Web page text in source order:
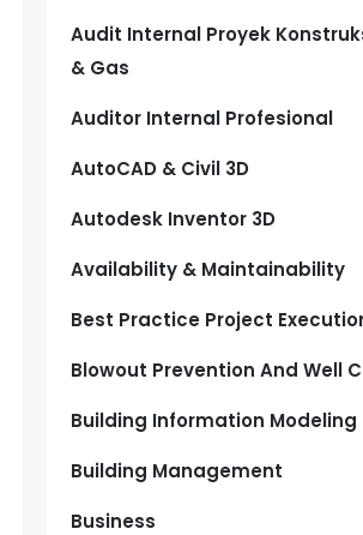
Audit Internal Proyek
& Gas
Auditor Internal Profesional
AutoCAD & Civil 3D
Autodesk Inventor 3D
Availability & Maintainability
Best Practice Project
Blowout Prevention And Well
Building Information Modeling
Building Management
Business